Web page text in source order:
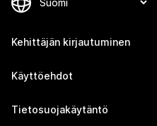
Kehittäjän kirjautuminen
Käyttöehdot
Tietosuojakäytäntö